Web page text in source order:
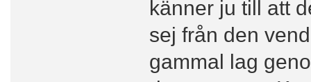
känner ju till att
sej från den
gammal lag